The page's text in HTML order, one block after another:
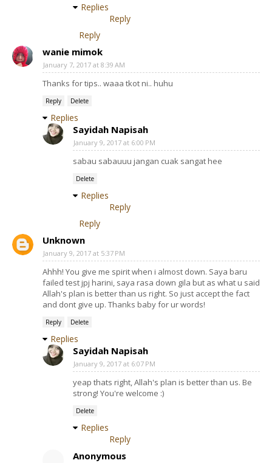
Replies
Reply
Reply
wanie mimok
January 7, 2017 at 8:39 AM
Thanks for tips.. waaa tkot ni.. huhu
Reply Delete
Replies
Sayidah Napisah
January 9, 2017 at 6:00 PM
sabau sabauuu jangan cuak sangat hee
Delete
Replies
Reply
Reply
Unknown
January 9, 2017 at 5:37 PM
Ahhh! You give me spirit when i almost down. Saya baru
failed test jpj harini, saya rasa down gila but as what u said
Allah's plan is better than us right. So just accept the fact
and dont give up. Thanks baby for ur words!
Reply Delete
Replies
Sayidah Napisah
January 9, 2017 at 6:07 PM
yeap thats right, Allah's plan is better than us. Be
strong! You're welcome :)
Delete
Replies
Reply
Anonymous